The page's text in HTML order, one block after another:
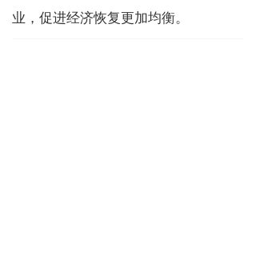
业，促进经济恢复更加均衡。